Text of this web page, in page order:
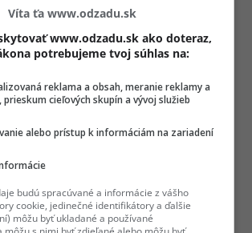
Víta ťa www.odzadu.sk
www.odzadu.sk ako doteraz,
potrebujeme tvoj súhlas na:
reklama a obsah, meranie reklamy a
prieskum cieľových skupín a vývoj služieb
alebo prístup k informáciám na zariadení
budú spracúvané a informácie z vášho
cookie, jedinečné identifikátory a ďalšie
môžu byť ukladané a používané